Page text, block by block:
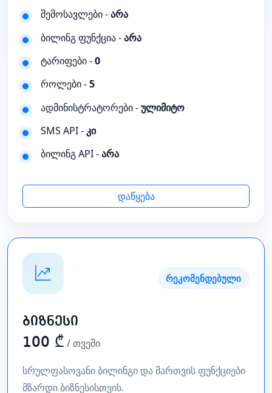
შემოსავლები -არა
ბილინგ ფუნქცია -არა
ტარიფები -0
როლები -5
ადმინისტრატორები -ულიმიტო
SMS API -კი
ბილინგ API -არა
დაწყება
რეკომენდებული
ბიზნესი
100 ₾ / თვეში
სრულფასოვანი ბილინგი და მართვის ფუნქციები
მზარდი ბიზნესისთვის.